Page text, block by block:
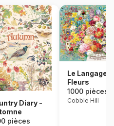
Diary -
pièces
Le Langage
Fleurs
1000 pièces
Cobble Hill